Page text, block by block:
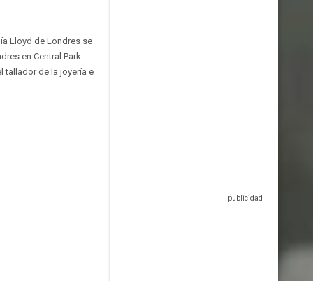
Lloyd de Londres se
en Central Park
tallador de la joyería e